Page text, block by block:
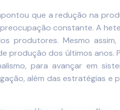
que a redução na
constante. A
produtores. Mesmo assim,
dos últimos anos.
para avançar em
além das estratégias e